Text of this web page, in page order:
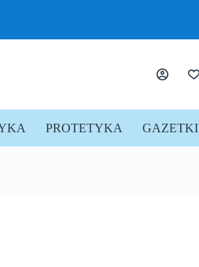
PROTETYKA GAZETKI